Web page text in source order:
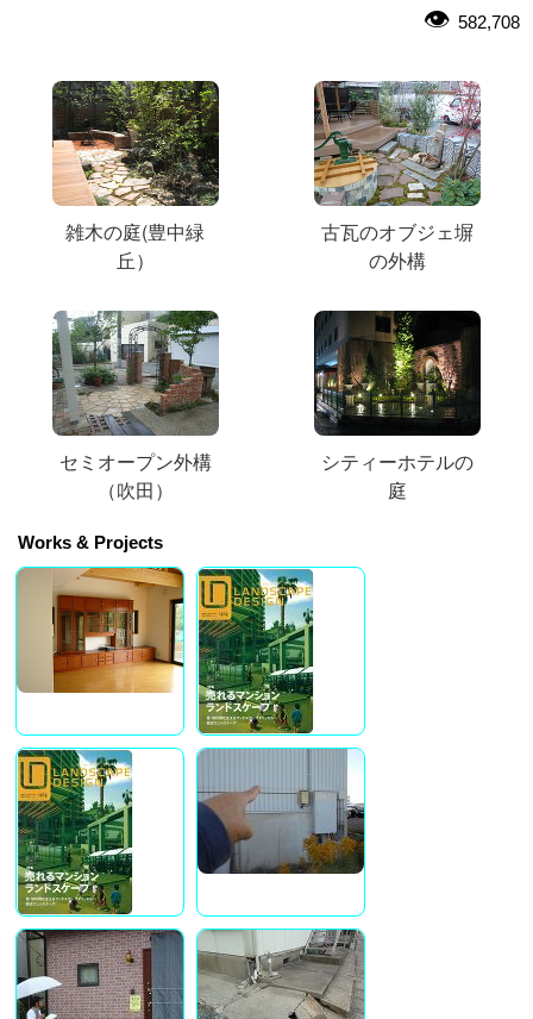
582,708
雑木の庭(豊中緑
丘）
古瓦のオブジェ塀
の外構
セミオープン外構
（吹田）
シティーホテルの
庭
Works & Projects